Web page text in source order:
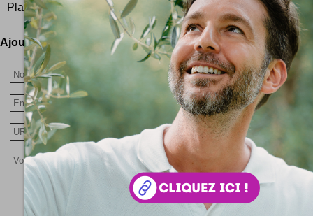
Platinum FMD ... Plus d'infos et de photos sur leur portfolio
Ajoutez votre avis !